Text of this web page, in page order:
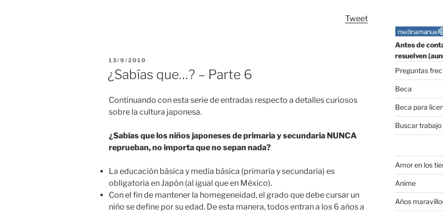
Tweet
POSTED
13/9/2010
¿Sabías que…? – Parte 6
Continuando con esta serie de entradas respecto a detalles curiosos
sobre la cultura japonesa.
¿Sabías que los niños japoneses de primaria y secundaria NUNCA
reprueban, no importa que no sepan nada?
La educación básica y media básica (primaria y secundaria) es
obligatoria en Japón (al igual que en México).
Con el fin de mantener la homegeneidad, el grado que debe cursar un
niño se define por su edad. De esta manera, todos entran a los 6 años a
Antes de
resuelven
Preguntas
Beca
Beca para
Buscar
Amor en los
Anime
Años